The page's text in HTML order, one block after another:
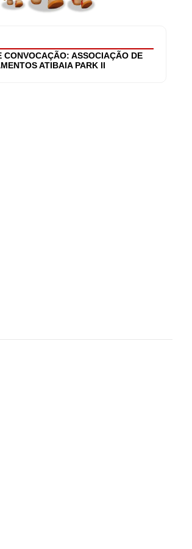
CONVOCAÇÃO: ASSOCIAÇÃO DE
ATIBAIA PARK II